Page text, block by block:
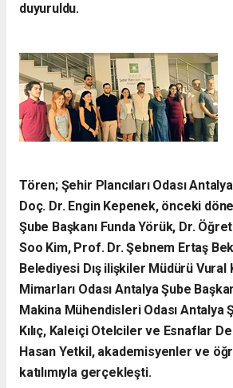
duyuruldu.
Tören; Şehir Plancıları Odası
Doç. Dr. Engin Kepenek, önceki
Şube Başkanı Funda Yörük, Dr.
Soo Kim, Prof. Dr. Şebnem Ertaş
Belediyesi Dış ilişkiler Müdürü
Mimarları Odası Antalya Şube
Makina Mühendisleri Odası Antalya
Kılıç, Kaleiçi Otelciler ve Esnaflar
Hasan Yetkil, akademisyenler ve
katılımıyla gerçekleşti.